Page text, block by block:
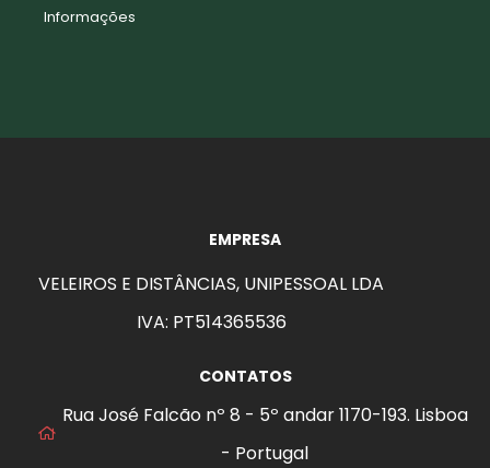
Informações
EMPRESA
VELEIROS E DISTÂNCIAS, UNIPESSOAL LDA
IVA: PT514365536
CONTATOS
Rua José Falcão nº 8 - 5º andar 1170-193. Lisboa
- Portugal